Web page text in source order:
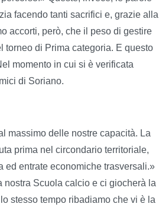
facendo tanti sacrifici e, grazie alla
accorti, però, che il peso di gestire
torneo di Prima categoria. E questo
momento in cui si è verificata
di Soriano.
massimo delle nostre capacità. La
prima nel circondario territoriale,
ed entrate economiche trasversali.»
Scuola calcio e ci giocherà la
stesso tempo ribadiamo che vi è la